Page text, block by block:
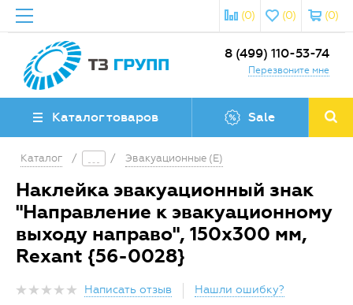
(0)
(0)
(0)
8 (499) 110-53-74
Перезвоните мне
Каталог товаров Sale
Каталог / / Эвакуационные (E)
Наклейка эвакуационный знак
"Направление к эвакуационному
выходу направо", 150x300 мм,
Rexant {56-0028}
Написать отзыв
Нашли ошибку?